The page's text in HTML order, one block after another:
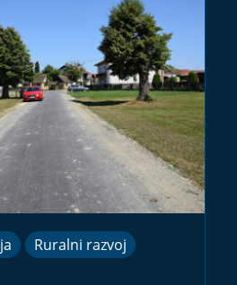
Ruralni razvoj